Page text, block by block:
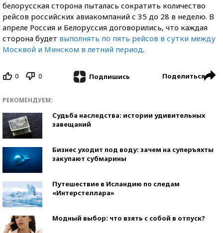
белорусская сторона пыталась сократить количество
рейсов российских авиакомпаний с 35 до 28 в неделю. В
апреле Россия и Белоруссия договорились, что каждая
сторона будет выполнять по пять рейсов в сутки между
Москвой и Минском в летний период.
0 0 Подпишись Поделиться
РЕКОМЕНДУЕМ:
Судьба наследства: истории удивительных
завещаний
Бизнес уходит под воду: зачем на суперъяхты
закупают субмарины
Путешествие в Исландию по следам
«Интерстеллара»
Модный выбор: что взять с собой в отпуск?